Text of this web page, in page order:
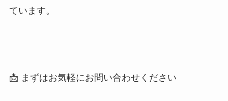
ています。
📩 まずはお気軽にお問い合わせください